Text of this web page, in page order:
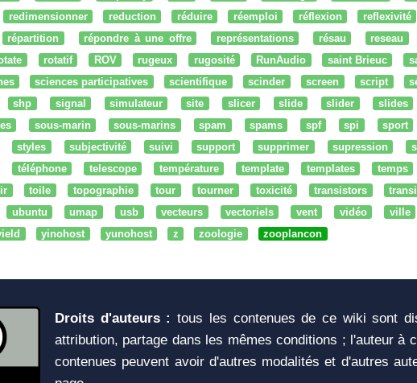
redimensionner reduction réduire réemploi réflexion reflexivité
répartition répondre à une offre représentations résau reseau
rotatif ROV rugeux rugosité RunAudio saint Brieuc
sciences participatives scientifique scinder screen script
shp signal simulateur site slicer slide slider slides
sous-marin sous-marins spam spams spf spi sport
styles subjectivité suivi support supprimer supression
téléphone telescope température template templates temps
toile topographie tour tourner toxicité transistors
ubuntu umap usb vecteurs vectoriels vent vidéo ville
yinohost yunohost z zoologie zooplancon
Droits d'auteurs : tous les contenues de ce wiki sont
attribution, partage dans les mêmes conditions ; l'auteur à
contenues peuvent avoir d'autres modalités et d'autres